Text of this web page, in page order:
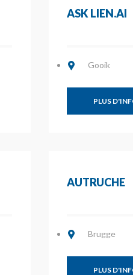
ASK LIEN.AI
Gooik
PLUS
AUTRUCHE
Brugge
PLUS